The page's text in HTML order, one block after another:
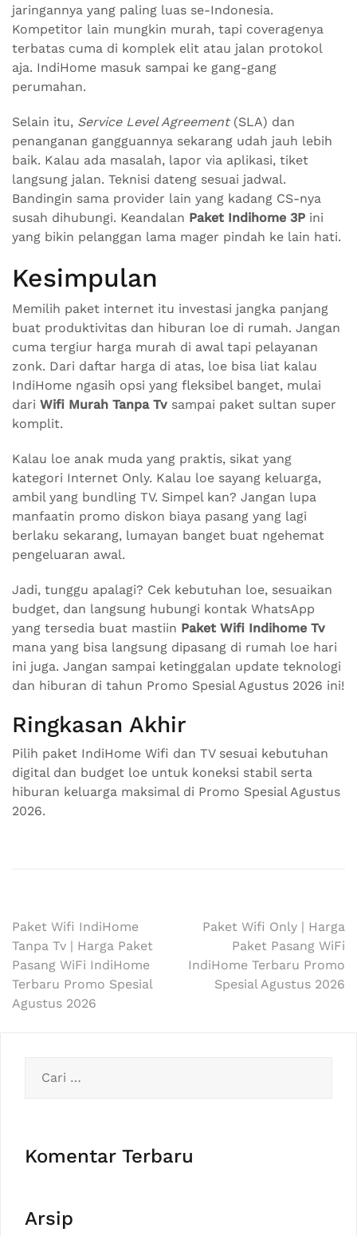
jaringannya yang paling luas se-Indonesia.
Kompetitor lain mungkin murah, tapi coveragenya
terbatas cuma di komplek elit atau jalan protokol
aja. IndiHome masuk sampai ke gang-gang
perumahan.
Selain itu, Service Level Agreement(SLA) dan
penanganan gangguannya sekarang udah jauh lebih
baik. Kalau ada masalah, lapor via aplikasi, tiket
langsung jalan. Teknisi dateng sesuai jadwal.
Bandingin sama provider lain yang kadang CS-nya
susah dihubungi. Keandalan Paket Indihome 3P ini
yang bikin pelanggan lama mager pindah ke lain hati.
Kesimpulan
Memilih paket internet itu investasi jangka panjang
buat produktivitas dan hiburan loe di rumah. Jangan
cuma tergiur harga murah di awal tapi pelayanan
zonk. Dari daftar harga di atas, loe bisa liat kalau
IndiHome ngasih opsi yang fleksibel banget, mulai
dari Wifi Murah Tanpa Tv sampai paket sultan super
komplit.
Kalau loe anak muda yang praktis, sikat yang
kategori Internet Only. Kalau loe sayang keluarga,
ambil yang bundling TV. Simpel kan? Jangan lupa
manfaatin promo diskon biaya pasang yang lagi
berlaku sekarang, lumayan banget buat ngehemat
pengeluaran awal.
Jadi, tunggu apalagi? Cek kebutuhan loe, sesuaikan
budget, dan langsung hubungi kontak WhatsApp
yang tersedia buat mastiin Paket Wifi Indihome Tv
mana yang bisa langsung dipasang di rumah loe hari
ini juga. Jangan sampai ketinggalan update teknologi
dan hiburan di tahun Promo Spesial Agustus 2026 ini!
Ringkasan Akhir
Pilih paket IndiHome Wifi dan TV sesuai kebutuhan
digital dan budget loe untuk koneksi stabil serta
hiburan keluarga maksimal di Promo Spesial Agustus
2026.
Navigasi
pos
Paket Wifi IndiHome
Tanpa Tv | Harga Paket
Pasang WiFi IndiHome
Terbaru Promo Spesial
Agustus 2026
Paket Wifi Only | Harga
Paket Pasang WiFi
IndiHome Terbaru Promo
Spesial Agustus 2026
untuk:
Komentar Terbaru
Arsip